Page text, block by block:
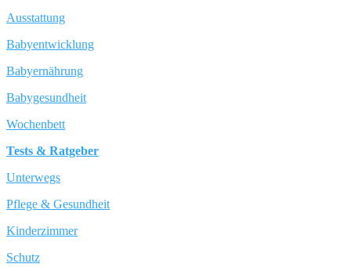
Ausstattung
Babyentwicklung
Babyernährung
Babygesundheit
Wochenbett
Tests & Ratgeber
Unterwegs
Pflege & Gesundheit
Kinderzimmer
Schutz